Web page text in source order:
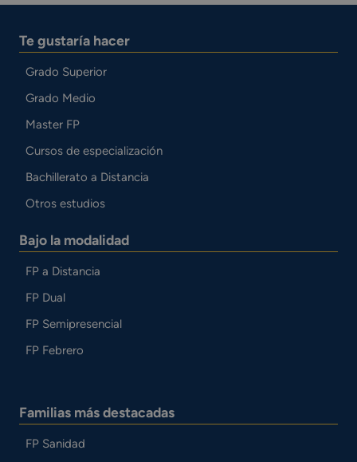
Te gustaría hacer
Grado Superior
Grado Medio
Master FP
Cursos de especialización
Bachillerato a Distancia
Otros estudios
Bajo la modalidad
FP a Distancia
FP Dual
FP Semipresencial
FP Febrero
Familias más destacadas
FP Sanidad